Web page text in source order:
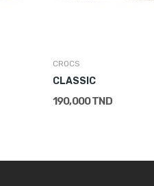
CROCS
CLASSIC
190,000 TND